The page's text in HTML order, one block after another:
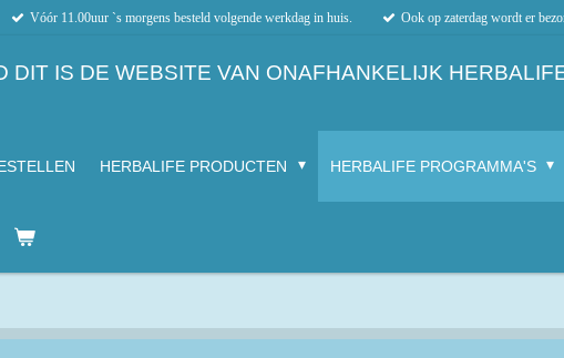
Vóór 11.00uur `s morgens besteld volgende werkdag in huis. Ook op zaterdag wordt er
DIT IS DE WEBSITE VAN ONAFHANKELIJK
HERBALIFE PRODUCTEN HERBALIFE PROGRAMMA'S